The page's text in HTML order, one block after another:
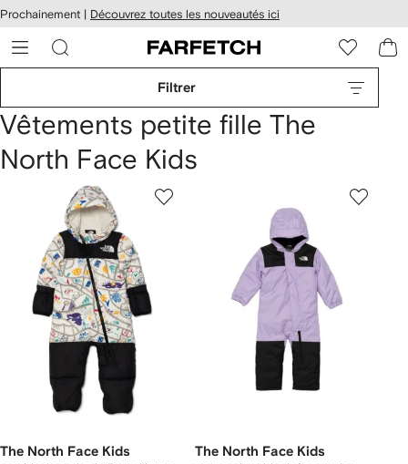
au
principal
Prochainement | Découvrez toutes les nouveautés ici
Filtrer
Vêtements petite fille The
North Face Kids
The North Face Kids The North Face Kids